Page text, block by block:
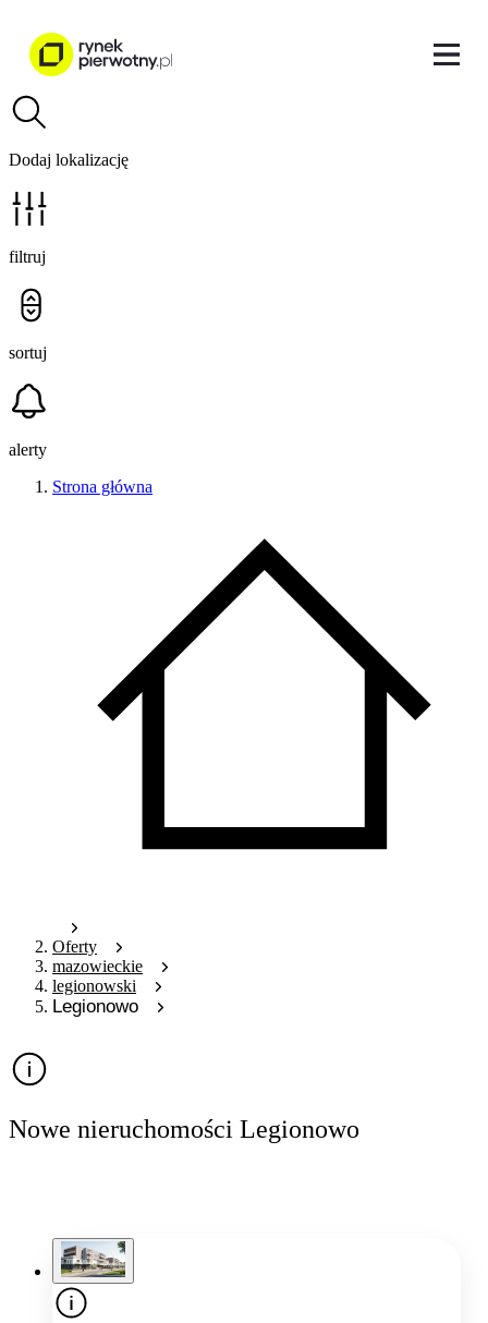
Dodaj lokalizację
filtruj
sortuj
alerty
Strona główna
Oferty
mazowieckie
legionowski
Legionowo
Nowe nieruchomości Legionowo